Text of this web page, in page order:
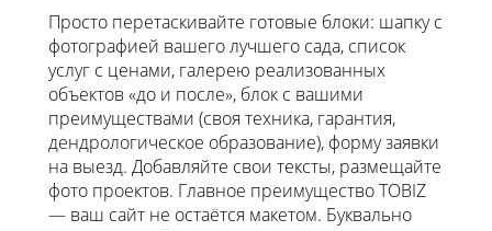
Просто перетаскивайте готовые блоки: шапку с
фотографией вашего лучшего сада, список
услуг с ценами, галерею реализованных
объектов «до и после», блок с вашими
преимуществами (своя техника, гарантия,
дендрологическое образование), форму заявки
на выезд. Добавляйте свои тексты, размещайте
фото проектов. Главное преимущество TOBIZ
— ваш сайт не остаётся макетом. Буквально